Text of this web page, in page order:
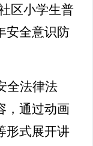
区小学生普
安全意识防
全法律法
，通过动画
形式展开讲